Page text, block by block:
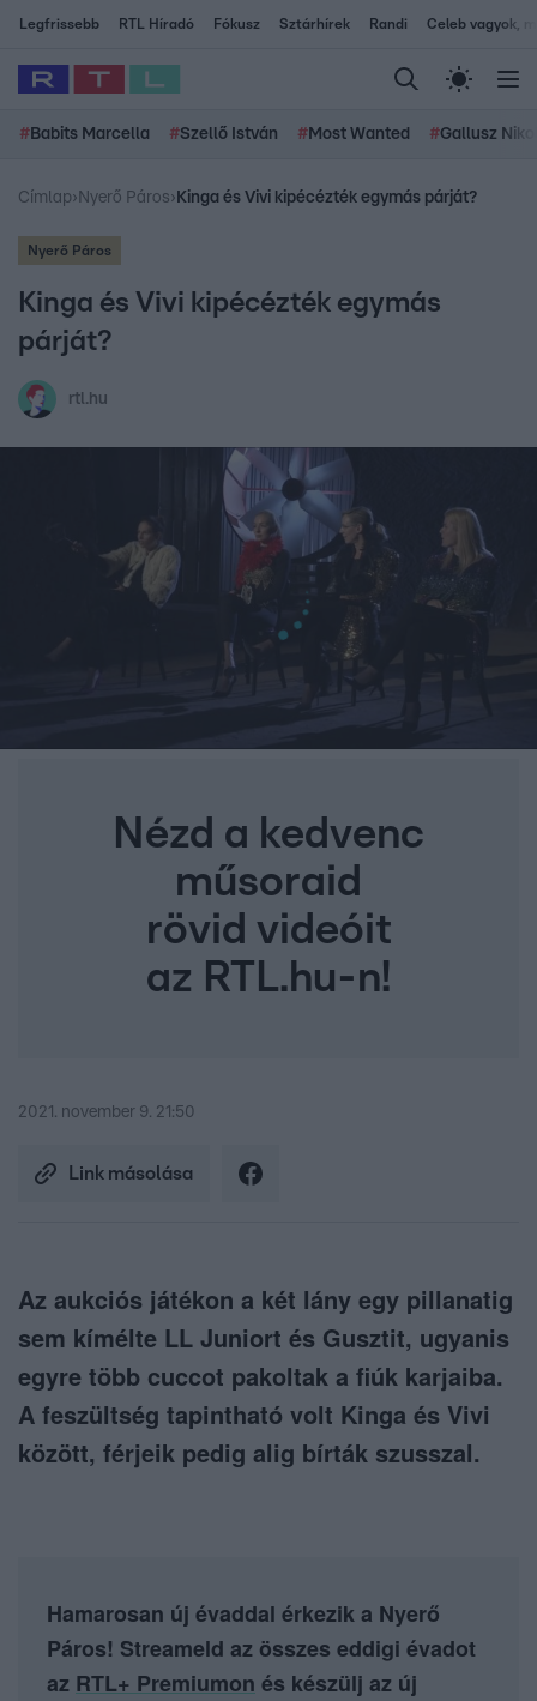
Legfrissebb RTL Híradó Fókusz Sztárhírek Randi Celeb vagyok,
# Babits Marcella #Szellő István # Most Wanted #Gallusz
Címlap› Nyerő Páros› Kinga és Vivi kipécézték egymás párját?
Nyerő Páros
Kinga és Vivi kipécézték egymás
párját?
rtl.hu
Nézd a kedvenc
műsoraid
rövid videóit
az RTL.hu-n!
2021. november 9. 21:50
Link másolása
Az aukciós játékon a két lány egy pillanatig
sem kímélte LL Juniort és Gusztit, ugyanis
egyre több cuccot pakoltak a fiúk karjaiba.
A feszültség tapintható volt Kinga és Vivi
között, férjeik pedig alig bírták szusszal.
Hamarosan új évaddal érkezik a Nyerő
Páros! Streameld az összes eddigi évadot
az RTL+ Premiumon és készülj az új